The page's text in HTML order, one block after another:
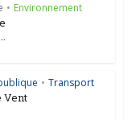
• Environnement
• Transport
Vent